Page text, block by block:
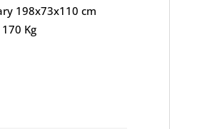
198x73x110 cm
Kg